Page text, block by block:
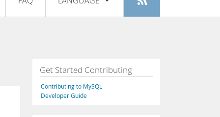
Registrar
Français
Italiano
Get Started Contributing
Contributing to MySQL
Developer Guide